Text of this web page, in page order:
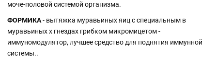
моче-половой системой организма.
ФОРМИКА- вытяжка муравьиных яиц с специальным в
муравьиных х гнездах грибком микромицетом -
иммуномодулятор, лучшее средство для поднятия иммунной
системы..